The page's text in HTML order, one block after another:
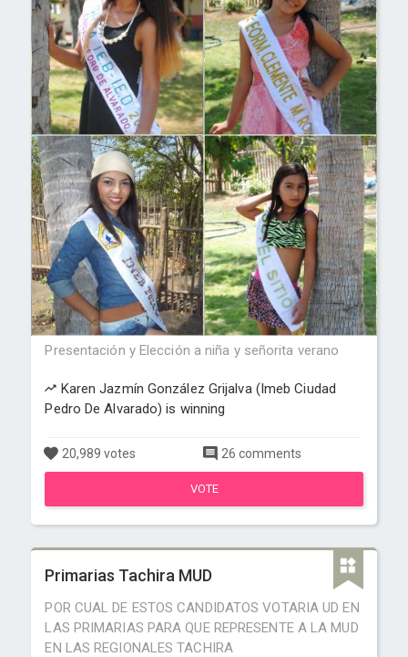
Presentación y Elección a niña y señorita verano
Karen Jazmín González Grijalva (Imeb Ciudad
Pedro De Alvarado) is winning
20,989 votes 26 comments
VOTE
Primarias Tachira MUD
POR CUAL DE ESTOS CANDIDATOS VOTARIA UD EN
LAS PRIMARIAS PARA QUE REPRESENTE A LA MUD
EN LAS REGIONALES TACHIRA